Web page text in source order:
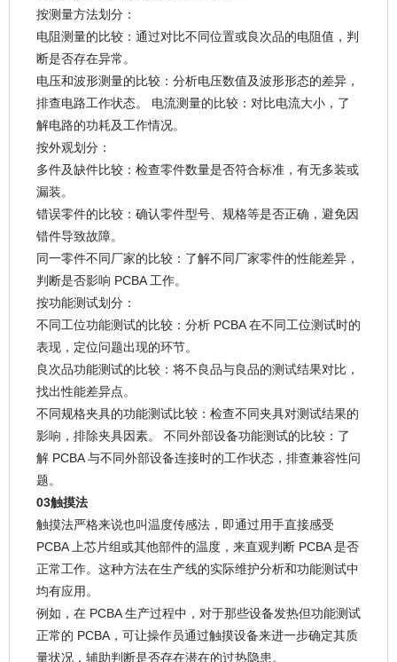
按测量方法划分：
电阻测量的比较：通过对比不同位置或良次品的电阻值，判
断是否存在异常。
电压和波形测量的比较：分析电压数值及波形形态的差异，
排查电路工作状态。 电流测量的比较：对比电流大小，了
解电路的功耗及工作情况。
按外观划分：
多件及缺件比较：检查零件数量是否符合标准，有无多装或
漏装。
错误零件的比较：确认零件型号、规格等是否正确，避免因
错件导致故障。
同一零件不同厂家的比较：了解不同厂家零件的性能差异，
判断是否影响 PCBA 工作。
按功能测试划分：
不同工位功能测试的比较：分析 PCBA 在不同工位测试时的
表现，定位问题出现的环节。
良次品功能测试的比较：将不良品与良品的测试结果对比，
找出性能差异点。
不同规格夹具的功能测试比较：检查不同夹具对测试结果的
影响，排除夹具因素。 不同外部设备功能测试的比较：了
解 PCBA 与不同外部设备连接时的工作状态，排查兼容性问
题。
03触摸法
触摸法严格来说也叫温度传感法，即通过用手直接感受
PCBA 上芯片组或其他部件的温度，来直观判断 PCBA 是否
正常工作。这种方法在生产线的实际维护分析和功能测试中
均有应用。
例如，在 PCBA 生产过程中，对于那些设备发热但功能测试
正常的 PCBA，可让操作员通过触摸设备来进一步确定其质
量状况，辅助判断是否存在潜在的过热隐患。